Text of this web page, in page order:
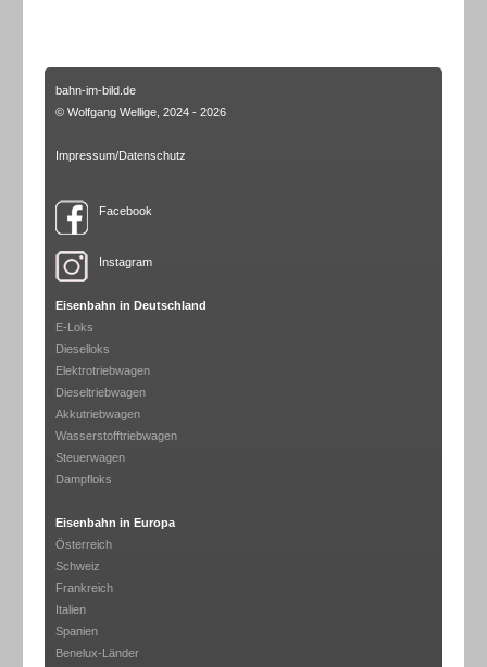
bahn-im-bild.de
© Wolfgang Wellige, 2024 - 2026
Impressum/Datenschutz
Facebook
Instagram
Eisenbahn in Deutschland
E-Loks
Dieselloks
Elektrotriebwagen
Dieseltriebwagen
Akkutriebwagen
Wasserstofftriebwagen
Steuerwagen
Dampfloks
Eisenbahn in Europa
Österreich
Schweiz
Frankreich
Italien
Spanien
Benelux-Länder